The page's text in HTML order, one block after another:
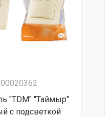
"TDM" "Таймыр"
с подсветкой